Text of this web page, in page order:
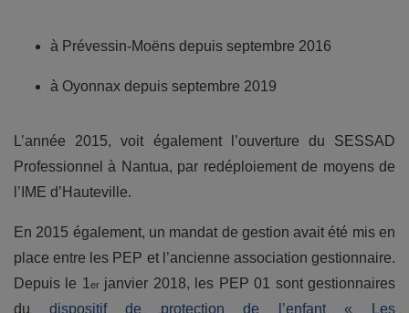
à Prévessin-Moëns depuis septembre 2016
à Oyonnax depuis septembre 2019
L’année 2015, voit également l’ouverture du SESSAD
Professionnel à Nantua, par redéploiement de moyens de
l’IME d’Hauteville.
En 2015 également, un mandat de gestion avait été mis en
place entre les PEP et l’ancienne association gestionnaire.
Depuis le 1 erjanvier 2018, les PEP 01 sont gestionnaires
du dispositif de protection de l’enfant « Les